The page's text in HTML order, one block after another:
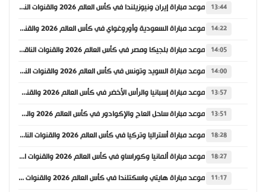
13:44 موعد مباراة إيران ونيوزيلندا في كأس العالم 2026 والقنوات الناقلة
14:22 موعد مباراة السعودية وأوروغواي في كأس العالم 2026 والقنوات الناقلة
14:05 موعد مباراة بلجيكا ومصر في كأس العالم 2026 والقنوات الناقلة
14:00 موعد مباراة السويد وتونس في كأس العالم 2026 والقنوات الناقلة
13:57 موعد مباراة إسبانيا والرأس الأخضر في كأس العالم 2026 والقنوات الناقلة
13:51 موعد مباراة ساحل العاج والإكوادور في كأس العالم 2026 والقنوات الناقلة
18:28 موعد مباراة أستراليا وتركيا في كأس العالم 2026 والقنوات الناقلة
18:27 موعد مباراة ألمانيا وكوراساو في كأس العالم 2026 والقنوات الناقلة
11:17 موعد مباراة هايتي واسكتلندا في كأس العالم 2026 والقنوات الناقلة